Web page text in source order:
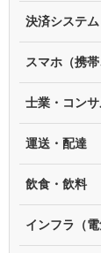
決済システム
スマホ（携帯
士業・コン
運送・配達
飲食・飲料
インフラ（電